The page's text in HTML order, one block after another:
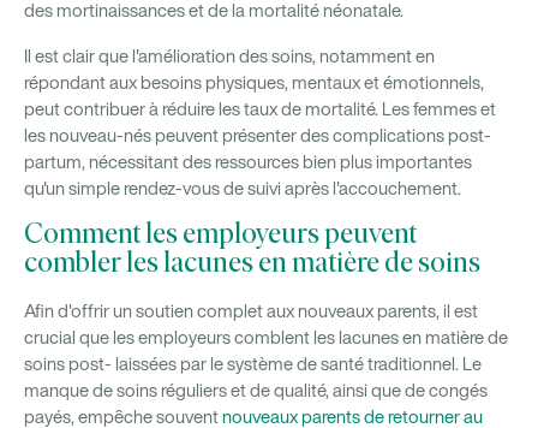
des mortinaissances et de la mortalité néonatale.
Il est clair que l'amélioration des soins, notamment en
répondant aux besoins physiques, mentaux et émotionnels,
peut contribuer à réduire les taux de mortalité. Les femmes et
les nouveau-nés peuvent présenter des complications post-
partum, nécessitant des ressources bien plus importantes
qu'un simple rendez-vous de suivi après l'accouchement.
Comment les employeurs peuvent
combler les lacunes en matière de soins
Afin d'offrir un soutien complet aux nouveaux parents, il est
crucial que les employeurs comblent les lacunes en matière de
soins post- laissées par le système de santé traditionnel. Le
manque de soins réguliers et de qualité, ainsi que de congés
payés, empêche souventnouveaux parents de retourner au